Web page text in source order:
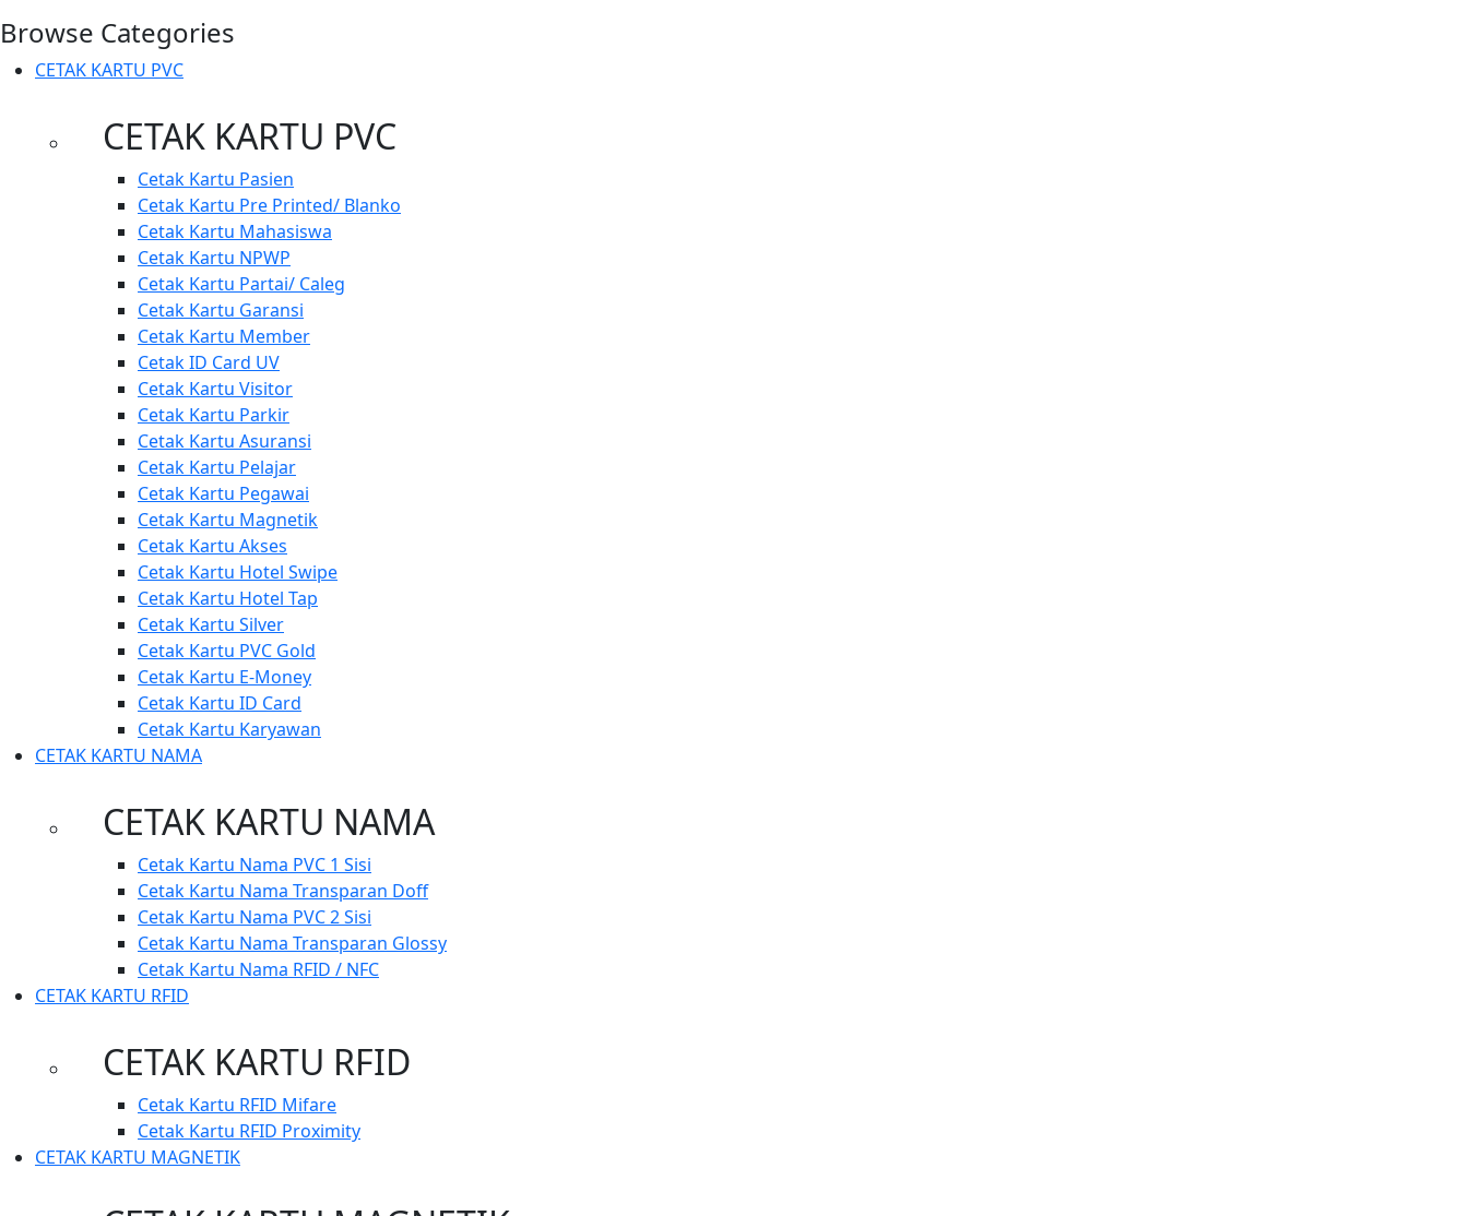
Browse Categories
CETAK KARTU PVC
CETAK KARTU PVC
Cetak Kartu Pasien
Cetak Kartu Pre Printed/ Blanko
Cetak Kartu Mahasiswa
Cetak Kartu NPWP
Cetak Kartu Partai/ Caleg
Cetak Kartu Garansi
Cetak Kartu Member
Cetak ID Card UV
Cetak Kartu Visitor
Cetak Kartu Parkir
Cetak Kartu Asuransi
Cetak Kartu Pelajar
Cetak Kartu Pegawai
Cetak Kartu Magnetik
Cetak Kartu Akses
Cetak Kartu Hotel Swipe
Cetak Kartu Hotel Tap
Cetak Kartu Silver
Cetak Kartu PVC Gold
Cetak Kartu E-Money
Cetak Kartu ID Card
Cetak Kartu Karyawan
CETAK KARTU NAMA
CETAK KARTU NAMA
Cetak Kartu Nama PVC 1 Sisi
Cetak Kartu Nama Transparan Doff
Cetak Kartu Nama PVC 2 Sisi
Cetak Kartu Nama Transparan Glossy
Cetak Kartu Nama RFID / NFC
CETAK KARTU RFID
CETAK KARTU RFID
Cetak Kartu RFID Mifare
Cetak Kartu RFID Proximity
CETAK KARTU MAGNETIK